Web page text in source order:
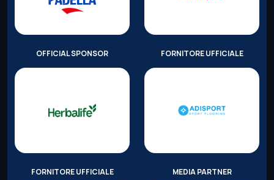
OFFICIAL SPONSOR FORNITORE UFFICIALE
FORNITORE UFFICIALE MEDIA PARTNER